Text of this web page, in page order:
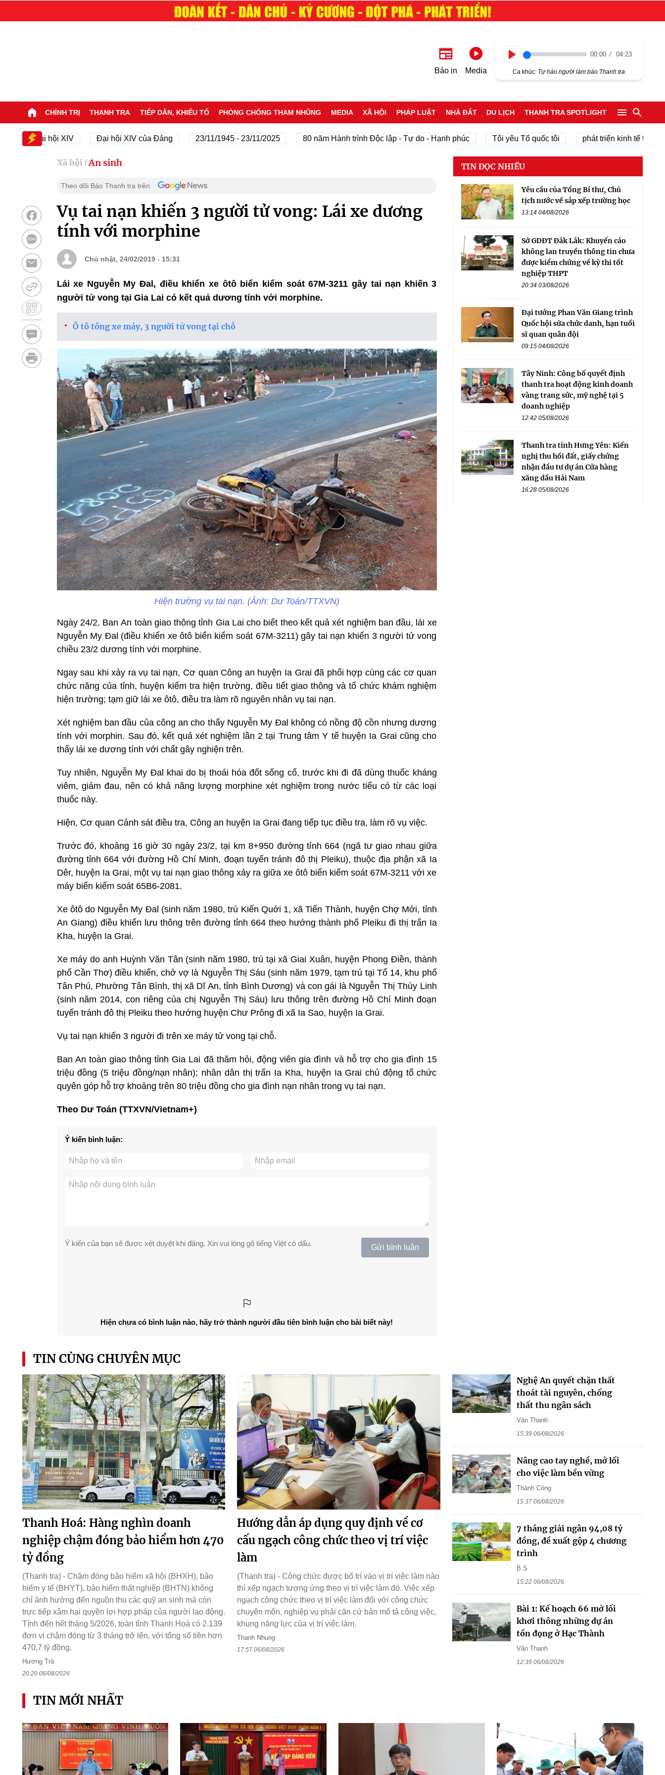
Báo in Media
00:00 04:23
Ca khúc: Tự hào người làm báo Thanh tra
CHÍNH TRỊ THANH TRA TIẾP DÂN, KHIẾU TỐ PHÒNG CHỐNG THAM NHŨNG MEDIA XÃ HỘI PHÁP LUẬT NHÀ ĐẤT DU LỊCH THANH TRA SPOTLIGHT
Đại hội XIV Đại hội XIV của Đảng 23/11/1945 - 23/11/2025 80 năm Hành trình Độc lập - Tự do - Hạnh phúc Tôi yêu Tổ quốc tôi phát triển kinh tế tư nhân
Xã hội / An sinh
Theo dõi Báo Thanh tra trên
Vụ tai nạn khiến 3 người tử vong: Lái xe dương
tính với morphine
Chủ nhật, 24/02/2019 - 15:31
Lái xe Nguyễn My Đal, điều khiển xe ôtô biển kiểm soát 67M-3211 gây tai nạn khiến 3
người tử vong tại Gia Lai có kết quả dương tính với morphine.
Ô tô tông xe máy, 3 người tử vong tại chỗ
Hiện trường vụ tai nạn. (Ảnh: Dư Toán/TTXVN)
Ngày 24/2, Ban An toàn giao thông tỉnh Gia Lai cho biết theo kết quả xét nghiệm ban đầu, lái xe
Nguyễn My Đal (điều khiển xe ôtô biển kiểm soát 67M-3211) gây tai nạn khiến 3 người tử vong
chiều 23/2 dương tính với morphine.
Ngay sau khi xảy ra vụ tai nạn, Cơ quan Công an huyện Ia Grai đã phối hợp cùng các cơ quan
chức năng của tỉnh, huyện kiểm tra hiện trường, điều tiết giao thông và tổ chức khám nghiệm
hiện trường; tạm giữ lái xe ôtô, điều tra làm rõ nguyên nhân vụ tai nạn.
Xét nghiệm ban đầu của công an cho thấy Nguyễn My Đal không có nồng độ cồn nhưng dương
tính với morphin. Sau đó, kết quả xét nghiệm lần 2 tại Trung tâm Y tế huyện Ia Grai cũng cho
thấy lái xe dương tính với chất gây nghiện trên.
Tuy nhiên, Nguyễn My Đal khai do bị thoái hóa đốt sống cổ, trước khi đi đã dùng thuốc kháng
viêm, giảm đau, nên có khả năng lượng morphine xét nghiệm trong nước tiểu có từ các loại
thuốc này.
Hiện, Cơ quan Cảnh sát điều tra, Công an huyện Ia Grai đang tiếp tục điều tra, làm rõ vụ việc.
Trước đó, khoảng 16 giờ 30 ngày 23/2, tại km 8+950 đường tỉnh 664 (ngã tư giao nhau giữa
đường tỉnh 664 với đường Hồ Chí Minh, đoạn tuyến tránh đô thị Pleiku), thuộc địa phận xã Ia
Dêr, huyện Ia Grai, một vụ tai nạn giao thông xảy ra giữa xe ôtô biển kiểm soát 67M-3211 với xe
máy biển kiểm soát 65B6-2081.
Xe ôtô do Nguyễn My Đal (sinh năm 1980, trú Kiến Quới 1, xã Tiến Thành, huyện Chợ Mới, tỉnh
An Giang) điều khiển lưu thông trên đường tỉnh 664 theo hướng thành phố Pleiku đi thị trấn Ia
Kha, huyện Ia Grai.
Xe máy do anh Huỳnh Văn Tân (sinh năm 1980, trú tại xã Giai Xuân, huyện Phong Điền, thành
phố Cần Thơ) điều khiển, chở vợ là Nguyễn Thị Sáu (sinh năm 1979, tạm trú tại Tổ 14, khu phố
Tân Phú, Phường Tân Bình, thị xã Dĩ An, tỉnh Bình Dương) và con gái là Nguyễn Thị Thùy Linh
(sinh năm 2014, con riêng của chị Nguyễn Thị Sáu) lưu thông trên đường Hồ Chí Minh đoạn
tuyến tránh đô thị Pleiku theo hướng huyện Chư Prông đi xã Ia Sao, huyện Ia Grai.
Vụ tai nạn khiến 3 người đi trên xe máy tử vong tại chỗ.
Ban An toàn giao thông tỉnh Gia Lai đã thăm hỏi, động viên gia đình và hỗ trợ cho gia đình 15
triệu đồng (5 triệu đồng/nạn nhân); nhân dân thị trấn Ia Kha, huyện Ia Grai chủ động tổ chức
quyên góp hỗ trợ khoảng trên 80 triệu đồng cho gia đình nạn nhân trong vụ tai nạn.
Theo Dư Toán (TTXVN/Vietnam+)
Ý kiến bình luận:
Ý kiến của bạn sẽ được xét duyệt khi đăng. Xin vui lòng gõ tiếng Việt có dấu. Gửi bình luận
Hiện chưa có bình luận nào, hãy trở thành người đầu tiên bình luận cho bài biết này!
TIN ĐỌC NHIỀU
Yêu cầu của Tổng Bí thư, Chủ
tịch nước về sắp xếp trường học
13:14 04/08/2026
Sở GDĐT Đắk Lắk: Khuyến cáo
không lan truyền thông tin chưa
được kiểm chứng về kỳ thi tốt
nghiệp THPT
20:34 03/08/2026
Đại tướng Phan Văn Giang trình
Quốc hội sửa chức danh, hạn tuổi
sĩ quan quân đội
09:15 04/08/2026
Tây Ninh: Công bố quyết định
thanh tra hoạt động kinh doanh
vàng trang sức, mỹ nghệ tại 5
doanh nghiệp
12:42 05/08/2026
Thanh tra tỉnh Hưng Yên: Kiến
nghị thu hồi đất, giấy chứng
nhận đầu tư dự án Cửa hàng
xăng dầu Hải Nam
16:28 05/08/2026
TIN CÙNG CHUYÊN MỤC
Thanh Hoá: Hàng nghìn doanh
nghiệp chậm đóng bảo hiểm hơn 470
tỷ đồng
(Thanh tra) - Chậm đóng bảo hiểm xã hội (BHXH), bảo
hiểm y tế (BHYT), bảo hiểm thất nghiệp (BHTN) không
chỉ ảnh hưởng đến nguồn thu các quỹ an sinh mà còn
trực tiếp xâm hại quyền lợi hợp pháp của người lao động.
Tính đến hết tháng 5/2026, toàn tỉnh Thanh Hoá có 2.139
đơn vị chậm đóng từ 3 tháng trở lên, với tổng số tiền hơn
470,7 tỷ đồng.
Hương Trà
20:20 06/08/2026
Hướng dẫn áp dụng quy định về cơ
cấu ngạch công chức theo vị trí việc
làm
(Thanh tra) - Công chức được bố trí vào vị trí việc làm nào
thì xếp ngạch tương ứng theo vị trí việc làm đó. Việc xếp
ngạch công chức theo vị trí việc làm đối với công chức
chuyên môn, nghiệp vụ phải căn cứ bản mô tả công việc,
khung năng lực của vị trí việc làm.
Thanh Nhung
17:57 06/08/2026
Nghệ An quyết chặn thất
thoát tài nguyên, chống
thất thu ngân sách
Văn Thanh
15:39 06/08/2026
Nâng cao tay nghề, mở lối
cho việc làm bền vững
Thành Công
15:37 06/08/2026
7 tháng giải ngân 94,08 tỷ
đồng, đề xuất gộp 4 chương
trình
B.S
15:22 06/08/2026
Bài 1: Kế hoạch 66 mở lối
khơi thông những dự án
tồn đọng ở Hạc Thành
Văn Thanh
12:39 06/08/2026
TIN MỚI NHẤT